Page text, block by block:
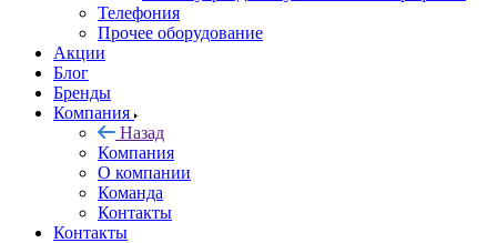
Телефония
Прочее оборудование
Акции
Блог
Бренды
Компания
Назад
Компания
О компании
Команда
Контакты
Контакты